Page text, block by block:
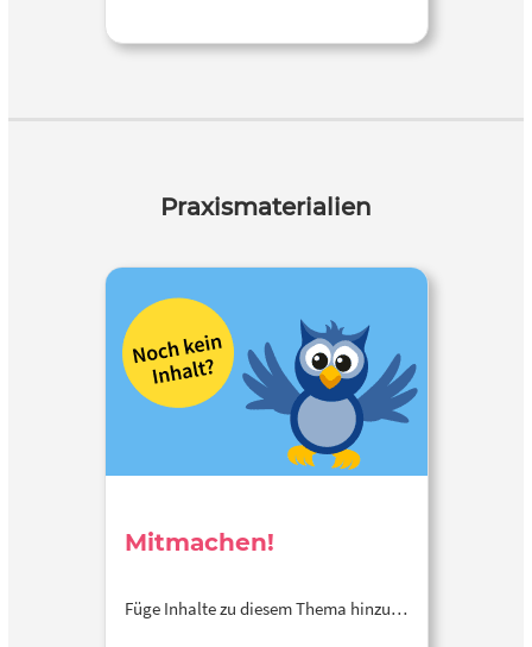
Praxismaterialien
Mitmachen!
Füge Inhalte zu diesem Thema hinzu…